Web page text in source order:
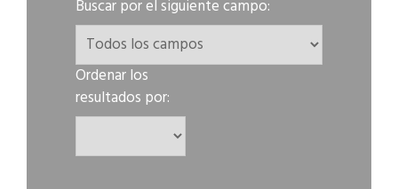
Buscar por el siguiente campo:
Ordenar los
resultados por: